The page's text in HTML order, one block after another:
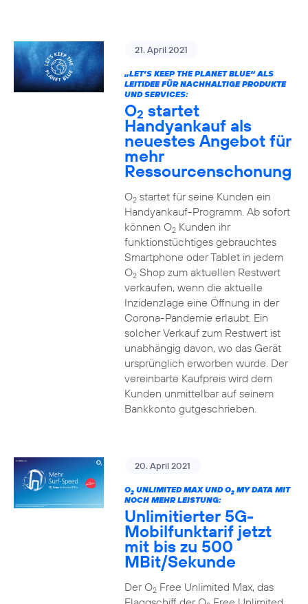
21. April 2021
„LET’S KEEP THE PLANET BLUE“ ALS
LEITIDEE FÜR NACHHALTIGE PRODUKTE
UND SERVICES:
O2 startet
Handyankauf als
neuestes Angebot für
mehr
Ressourcenschonung
O2startet für seine Kunden ein
Handyankauf-Programm. Ab sofort
können O2Kunden ihr
funktionstüchtiges gebrauchtes
Smartphone oder Tablet in jedem
O2Shop zum aktuellen Restwert
verkaufen, wenn die aktuelle
Inzidenzlage eine Öffnung in der
Corona-Pandemie erlaubt. Ein
solcher Verkauf zum Restwert ist
unabhängig davon, wo das Gerät
ursprünglich erworben wurde. Der
vereinbarte Kaufpreis wird dem
Kunden unmittelbar auf seinem
Bankkonto gutgeschrieben.
20. April 2021
O2UNLIMITED MAX UND O2MY DATA MIT
NOCH MEHR LEISTUNG:
Unlimitierter 5G-
Mobilfunktarif jetzt
mit bis zu 500
MBit/Sekunde
Der O2Free Unlimited Max, das